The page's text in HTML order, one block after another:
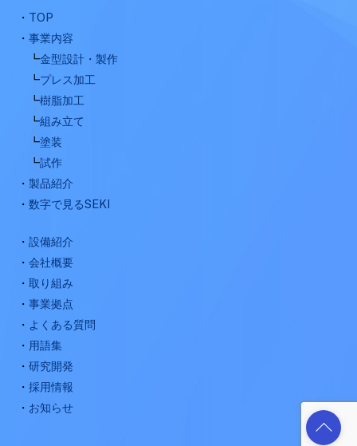
Back
To
・ TOP
・事業内容
┗金型設計・製作
┗プレス加工
┗樹脂加工
┗組み立て
┗塗装
┗試作
・製品紹介
・数字で見るSEKI
・設備紹介
・会社概要
・取り組み
・事業拠点
・ よくある質問
・ 用語集
・研究開発
・採用情報
・ お知らせ